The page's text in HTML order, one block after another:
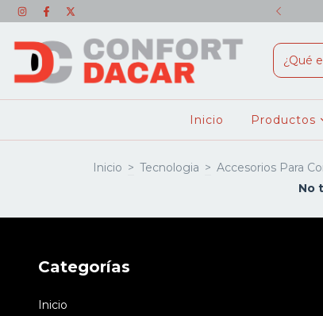
+ ENVÍO GRATIS!!
Inicio Productos
Inicio > Tecnologia > Accesorios Para
No
Categorías
Inicio